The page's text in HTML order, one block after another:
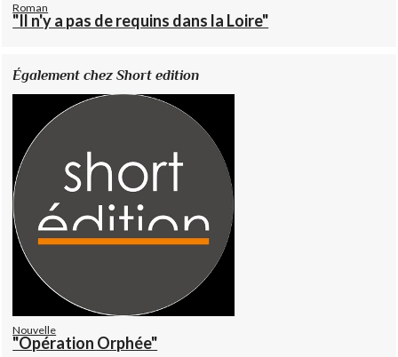
Roman
"Il n'y a pas de requins dans la Loire"
Également chez Short edition
Nouvelle
"Opération Orphée"